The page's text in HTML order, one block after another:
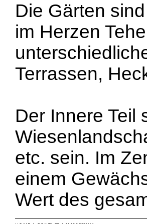
Die Gärten
im Herzen
Terrassen,
Der Innere Teil
etc. sein. Im
einem
Wert des